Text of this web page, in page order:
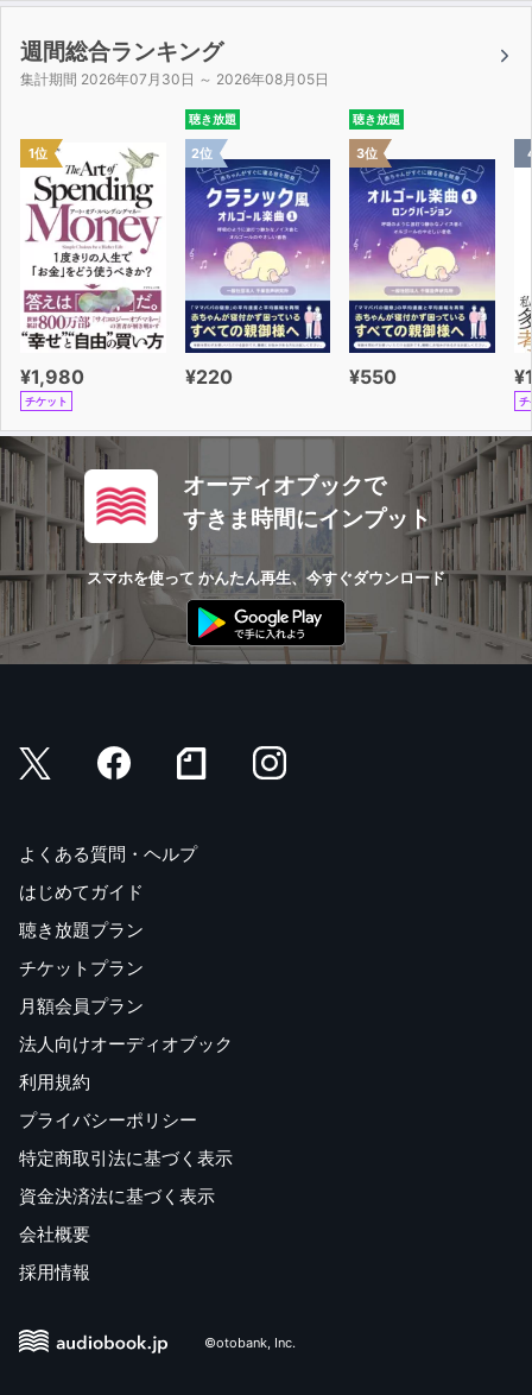
週間総合ランキング
集計期間 2026年07月30日 ～ 2026年08月05日
1位
¥1,980
チケット
聴き放題
2位
¥220
聴き放題
3位
¥550
チ
オーディオブックで
すきま時間にインプット
スマホを使って かんたん再生、今すぐダウンロード
よくある質問・ヘルプ
はじめてガイド
聴き放題プラン
チケットプラン
月額会員プラン
法人向けオーディオブック
利用規約
プライバシーポリシー
特定商取引法に基づく表示
資金決済法に基づく表示
会社概要
採用情報
©otobank, Inc.